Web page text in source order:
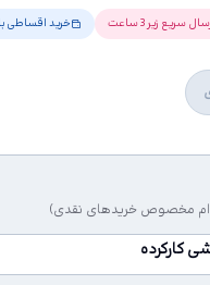
سریع زیر 3 ساعت خرید اقساطی با GSMPay
مخصوص خریدهای نقدی)
کارکرده